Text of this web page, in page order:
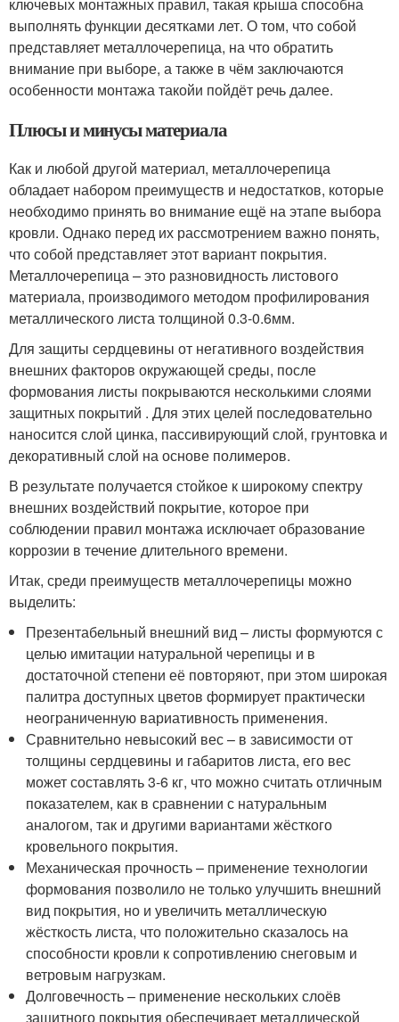
выполнять функции десятками лет. О том, что собой
представляет металлочерепица, на что обратить
внимание при выборе, а также в чём заключаются
особенности монтажа такойи пойдёт речь далее.
Плюсы и минусы материала
Как и любой другой материал, металлочерепица
обладает набором преимуществ и недостатков, которые
необходимо принять во внимание ещё на этапе выбора
кровли. Однако перед их рассмотрением важно понять,
что собой представляет этот вариант покрытия.
Металлочерепица – это разновидность листового
материала, производимого методом профилирования
металлического листа толщиной 0.3-0.6мм.
Для защиты сердцевины от негативного воздействия
внешних факторов окружающей среды, после
формования листы покрываются несколькими слоями
защитных покрытий . Для этих целей последовательно
наносится слой цинка, пассивирующий слой, грунтовка и
декоративный слой на основе полимеров.
В результате получается стойкое к широкому спектру
внешних воздействий покрытие, которое при
соблюдении правил монтажа исключает образование
коррозии в течение длительного времени.
Итак, среди преимуществ металлочерепицы можно
выделить:
Презентабельный внешний вид – листы формуются с
целью имитации натуральной черепицы и в
достаточной степени её повторяют, при этом широкая
палитра доступных цветов формирует практически
неограниченную вариативность применения.
Сравнительно невысокий вес – в зависимости от
толщины сердцевины и габаритов листа, его вес
может составлять 3-6 кг, что можно считать отличным
показателем, как в сравнении с натуральным
аналогом, так и другими вариантами жёсткого
кровельного покрытия.
Механическая прочность – применение технологии
формования позволило не только улучшить внешний
вид покрытия, но и увеличить металлическую
жёсткость листа, что положительно сказалось на
способности кровли к сопротивлению снеговым и
ветровым нагрузкам.
Долговечность – применение нескольких слоёв
защитного покрытия обеспечивает металлической